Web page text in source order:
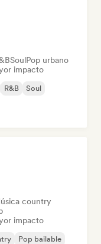
SoulPop urbano
impacto
R&B
Soul
country
impacto
Pop bailable